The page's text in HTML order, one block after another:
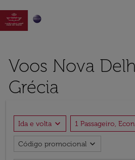

Voos Nova
Grécia
Ida e volta expand_more 1 Passageiro,
Código promocional expand_more